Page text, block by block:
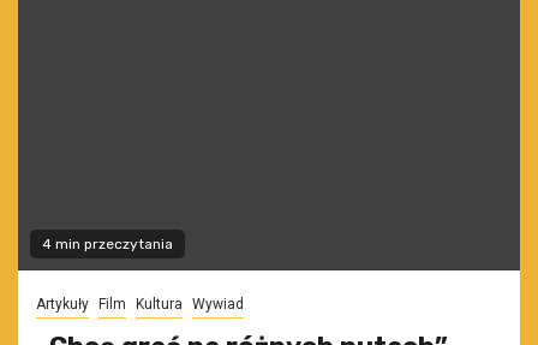
4 min przeczytania
Artykuły Film Kultura Wywiad